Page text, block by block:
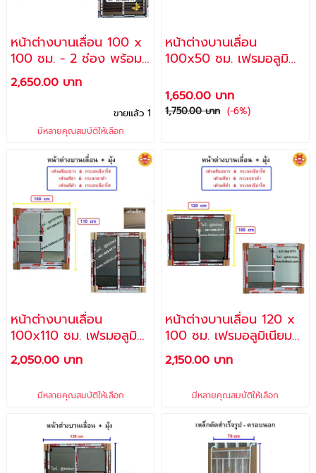
หน้าต่างบานเลื่อน 100 x
100 ซม. - 2 ช่อง พร้อม
มุ้งลวด & เหล็กดัด
(**FREE** พุ๊กและสกรู
2,650.00 บาท
ขายแล้ว 1
มีหลายคุณสมบัติให้เลือก
หน้าต่างบานเลื่อน
100x50 ซม. เฟรมอลูมิ
พร้อมมุ้งลวด กระจกสี
เขียวใสตัดแสง (**FREE**
พุ๊กและสกรู สำหรับติดตั้ง)
1,650.00 บาท
1,750.00 บาท (-6%)
หน้าต่างบานเลื่อน
100x110 ซม. เฟรมอลูมิ
เนียม & มุ้ง (**FREE**
พุ๊กและสกรู สำหรับติดตั้ง)
2,050.00 บาท
มีหลายคุณสมบัติให้เลือก
หน้าต่างบานเลื่อน 120 x
100 ซม. เฟรมอลูมิเนียมสี
อบขาว 2 ช่อง + กระจกสี
เขียวใสตัดแสง +มุ้ง
สำหรับติดตั้ง)
2,150.00 บาท
มีหลายคุณสมบัติให้เลือก